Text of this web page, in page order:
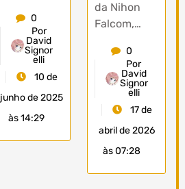
0
Por
David
Signor
elli
10 de
junho de 2025
às 14:29
da Nihon
Falcom,…
0
Por
David
Signor
elli
17 de
abril de 2026
às 07:28